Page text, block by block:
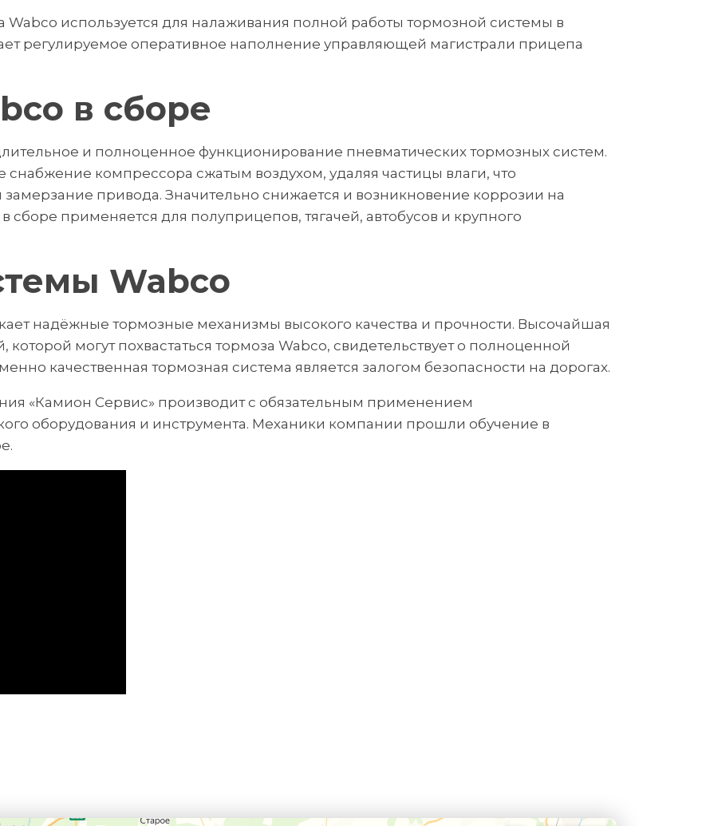
используется для налаживания полной работы тормозной системы в
регулируемое оперативное наполнение управляющей магистрали прицепа
в сборе
и полноценное функционирование пневматических тормозных систем.
компрессора сжатым воздухом, удаляя частицы влаги, что
привода. Значительно снижается и возникновение коррозии на
сборе применяется для полуприцепов, тягачей, автобусов и крупного
Wabco
надёжные тормозные механизмы высокого качества и прочности. Высочайшая
могут похвастаться тормоза Wabco, свидетельствует о полноценной
качественная тормозная система является залогом безопасности на дорогах.
«Камион Сервис» производит с обязательным применением
оборудования и инструмента. Механики компании прошли обучение в